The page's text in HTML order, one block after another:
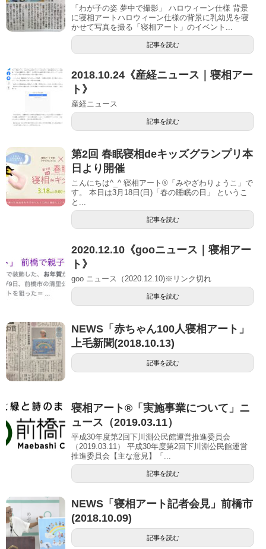
「わが子の姿 夢中で撮影」 ハロウィーン仕様 背景
に寝相アートハロウィーン仕様の背景に乳幼児を寝
かせて写真を撮る「寝相アート」のイベント...
記事を読む
2018.10.24《産経ニュース｜寝相アー
ト》
産経ニュース
記事を読む
第2回 春眠寝相deキッズグランプリ本
日より開催
こんにちは^_^ 寝相アート®︎「みやざわりょうこ」で
す。 本日は3月18日(日)「春の睡眠の日」 というこ
と...
記事を読む
2020.12.10《gooニュース｜寝相アー
ト》
goo ニュース（2020.12.10)※リンク切れ
記事を読む
NEWS「赤ちゃん100人寝相アート」
上毛新聞(2018.10.13)
記事を読む
寝相アート®「実施事業について」ニ
ュース（2019.03.11）
平成30年度第2回下川淵公民館運営推進委員会
（2019.03.11） 平成30年度第2回下川淵公民館運営
推進委員会【主な意見】「...
記事を読む
NEWS「寝相アート記者会見」前橋市
(2018.10.09)
記事を読む